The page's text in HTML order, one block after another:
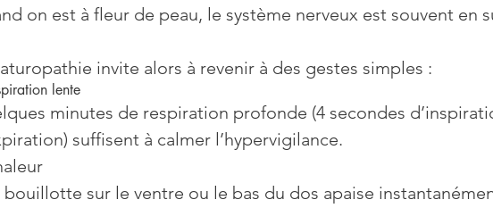
on est à fleur de peau, le système nerveux est souvent en
invite alors à revenir à des gestes simples :
lente
minutes de respiration profonde (4 secondes
suffisent à calmer l’hypervigilance.
bouillotte sur le ventre ou le bas du dos apaise